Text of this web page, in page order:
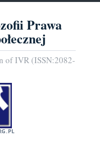
Prawa
of IVR (ISSN:2082-